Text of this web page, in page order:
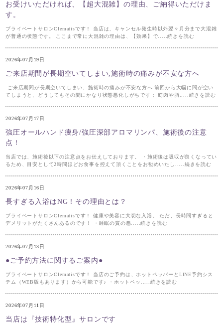
お受けいただければ、【超大混雑】の理由、ご納得いただけま
す。
プライベートサロンClematisです！ 当店は、キャンセル発生時以外翌々月分まで大混雑
が普通の状態です。 ここまで常に大混雑の理由は、【効果】で.....続きを読む
2026年07月19日
ご来店期間が長期空いてしまい,施術時の痛みが不安な方へ
ご来店期間が長期空いてしまい、施術時の痛みが不安な方へ 前回から大幅に間が空い
てしまうと、どうしてもその間にかなり状態悪化しがちです； 筋肉や脂.....続きを読む
2026年07月17日
強圧オールハンド痩身/強圧深部アロマリンパ、施術後の注意
点！
当店では、施術後以下の注意点をお伝えしております。 ・施術後は吸収が良くなってい
るため、目安として2時間ほどお食事を控えて頂くことをお勧めいたし.....続きを読む
2026年07月16日
長すぎる入浴はNG！その理由とは？
プライベートサロンClematisです！ 健康や美容に大切な入浴。 ただ、長時間すぎると
デメリットがたくさんあるのです！ ・睡眠の質の悪.....続きを読む
2026年07月13日
●ご予約方法に関するご案内●
プライベートサロンClematisです！ 当店のご予約は、ホットペッパーとLINE予約シス
テム（WEB版もあります）から可能です♪ ・ホットペッ.....続きを読む
2026年07月11日
当店は『技術特化型』サロンです